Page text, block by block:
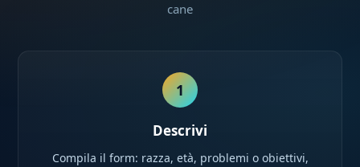
cane
1
Descrivi
Compila il form: razza, età, problemi o obiettivi,